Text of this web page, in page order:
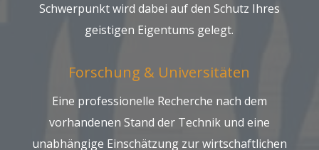
Schwerpunkt wird dabei auf den Schutz Ihres
geistigen Eigentums gelegt.
Forschung & Universitäten
Eine professionelle Recherche nach dem
vorhandenen Stand der Technik und eine
unabhängige Einschätzung zur wirtschaftlichen